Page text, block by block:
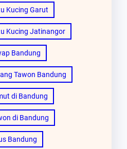
Kucing Garut
Kucing Jatinangor
Bandung
Tawon Bandung
di Bandung
di Bandung
Bandung